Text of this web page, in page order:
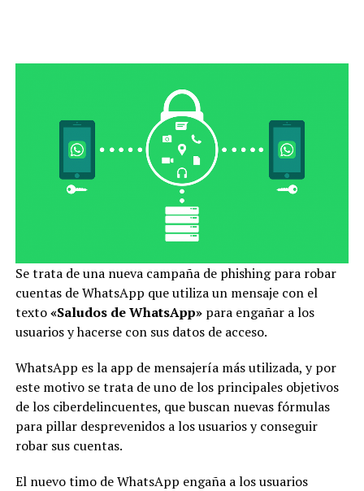
Se trata de una nueva campaña de phishing para robar
cuentas de WhatsApp que utiliza un mensaje con el
texto«Saludos de WhatsApp»para engañar a los
usuarios y hacerse con sus datos de acceso.
WhatsApp es la app de mensajería más utilizada, y por
este motivo se trata de uno de los principales objetivos
de los ciberdelincuentes, que buscan nuevas fórmulas
para pillar desprevenidos a los usuarios y conseguir
robar sus cuentas.
El nuevo timo de WhatsApp engaña a los usuarios